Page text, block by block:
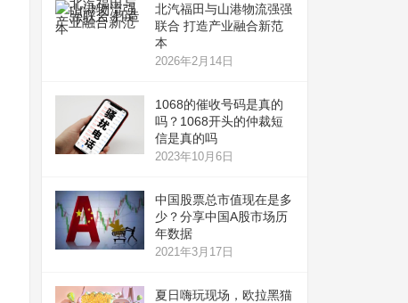
北汽福田与山港物流强强
联合 打造产业融合新范
本
2026年2月14日
1068的催收号码是真的
吗？1068开头的仲裁短
信是真的吗
2023年10月6日
中国股票总市值现在是多
少？分享中国A股市场历
年数据
2021年3月17日
夏日嗨玩现场，欧拉黑猫